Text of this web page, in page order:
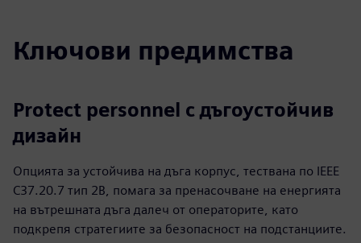
Ключови предимства
Protect personnel с дъгоустойчив
дизайн
Опцията за устойчива на дъга корпус, тествана по IEEE
C37.20.7 тип 2B, помага за пренасочване на енергията
на вътрешната дъга далеч от операторите, като
подкрепя стратегиите за безопасност на подстанциите.